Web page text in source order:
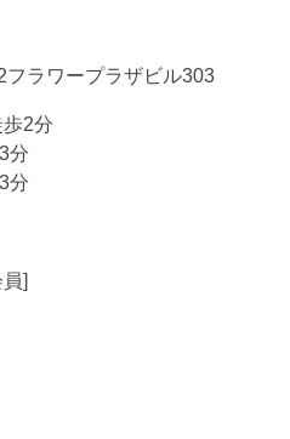
ラワープラザビル303
2分
分
分
]